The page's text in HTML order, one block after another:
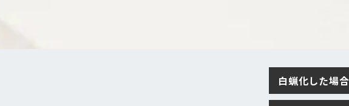
白蝋化した場合